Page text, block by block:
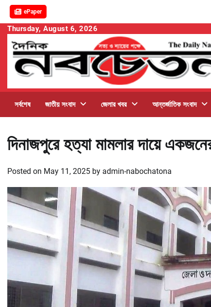
ePaper
Skip
content
Thursday, August 6, 2026
সর্বশেষ জাতীয় সংবাদ জেলার খবর আন্তর্জাতিক সংবাদ
দিনাজপুরে হত্যা মামলার দায়ে
Posted on May 11, 2025 by admin-nabochatona